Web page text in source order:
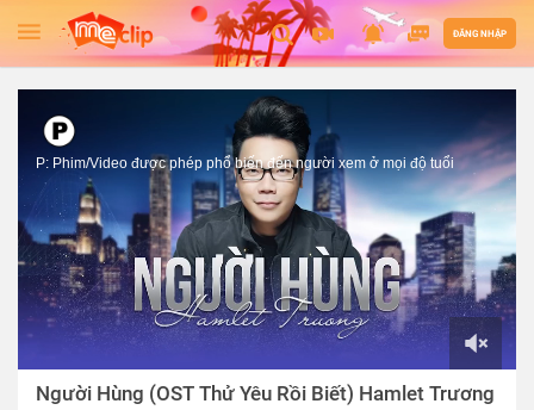
ĐĂNG NHẬP
P: Phim/Video được phép phổ biến đến người xem ở mọi độ tuổi
Người Hùng (OST Thử Yêu Rồi Biết) Hamlet Trương